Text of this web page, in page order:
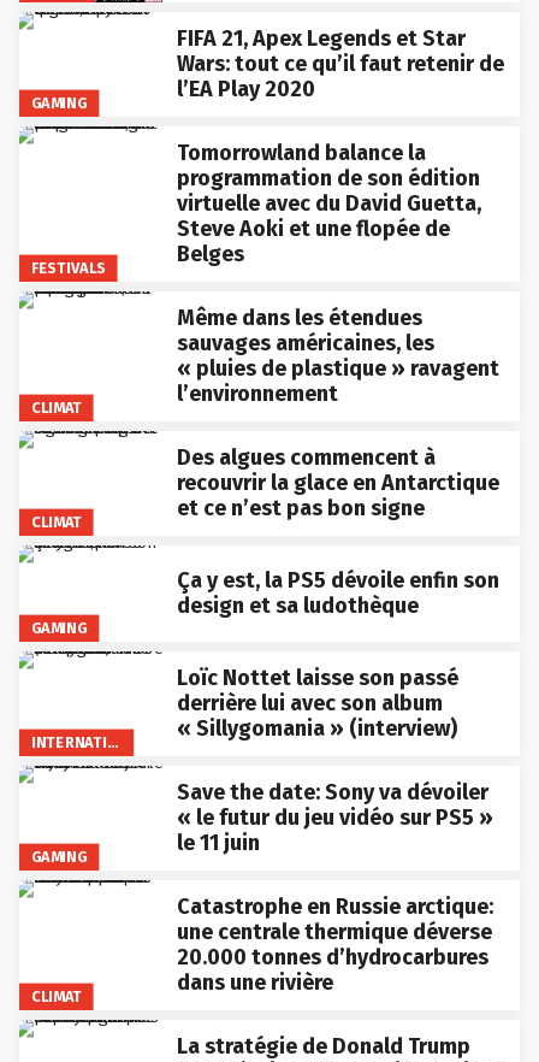
GAMING
FIFA 21, Apex Legends et Star
Wars: tout ce qu’il faut retenir de
l’EA Play 2020
FESTIVALS
Tomorrowland balance la
programmation de son édition
virtuelle avec du David Guetta,
Steve Aoki et une flopée de
Belges
CLIMAT
Même dans les étendues
sauvages américaines, les
« pluies de plastique » ravagent
l’environnement
CLIMAT
Des algues commencent à
recouvrir la glace en Antarctique
et ce n’est pas bon signe
GAMING
Ça y est, la PS5 dévoile enfin son
design et sa ludothèque
INTERNATIONAL
Loïc Nottet laisse son passé
derrière lui avec son album
« Sillygomania » (interview)
GAMING
Save the date: Sony va dévoiler
« le futur du jeu vidéo sur PS5 »
le 11 juin
CLIMAT
Catastrophe en Russie arctique:
une centrale thermique déverse
20.000 tonnes d’hydrocarbures
dans une rivière
La stratégie de Donald Trump